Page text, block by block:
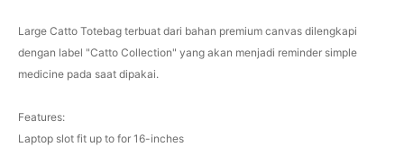
Large Catto Totebag terbuat dari bahan premium canvas dilengkapi
dengan label "Catto Collection" yang akan menjadi reminder simple
medicine pada saat dipakai.
Features:
Laptop slot fit up to for 16-inches